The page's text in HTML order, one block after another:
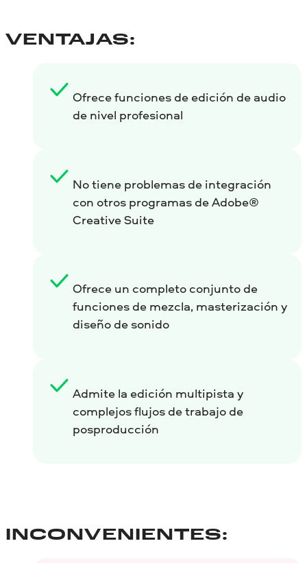
VENTAJAS:
Ofrece funciones de edición de audio
de nivel profesional
No tiene problemas de integración
con otros programas de Adobe®
Creative Suite
Ofrece un completo conjunto de
funciones de mezcla, masterización y
diseño de sonido
Admite la edición multipista y
complejos flujos de trabajo de
posproducción
INCONVENIENTES: